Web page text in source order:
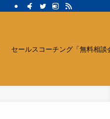
セールスコーチング「無料相談